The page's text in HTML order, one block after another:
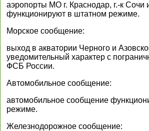
аэропорты МО г. Краснодар, г.-к Сочи
функционируют в штатном режиме.
Морское сообщение:
выход в акватории Черного и
уведомительный характер с
ФСБ России.
Автомобильное сообщение:
автомобильное сообщение
режиме.
Железнодорожное сообщение: